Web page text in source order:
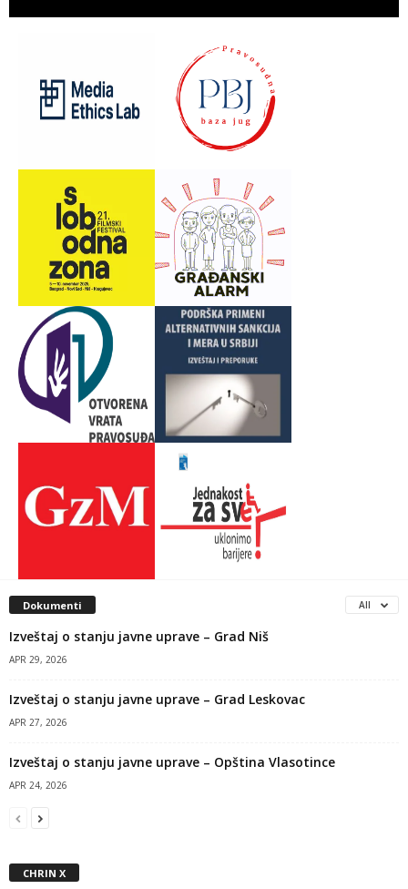
Dokumenti All
Izveštaj o stanju javne uprave – Grad Niš
APR 29, 2026
Izveštaj o stanju javne uprave – Grad Leskovac
APR 27, 2026
Izveštaj o stanju javne uprave – Opština Vlasotince
APR 24, 2026
CHRIN X